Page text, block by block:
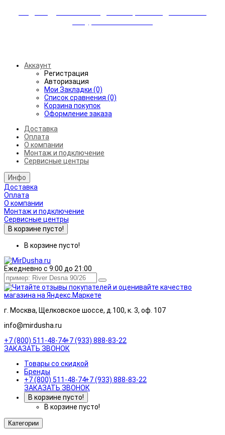
Аккаунт
Регистрация
Авторизация
Мои Закладки (0)
Список сравнения (0)
Корзина покупок
Оформление заказа
Доставка
Оплата
О компании
Монтаж и подключение
Сервисные центры
Инфо
Доставка
Оплата
О компании
Монтаж и подключение
Сервисные центры
В корзине пусто!
В корзине пусто!
Ежедневно с 9:00 до 21:00
г. Москва, Щелковское шоссе, д.100, к. 3, оф. 107
info@mirdusha.ru
+7 (800) 511-48-74+7 (933) 888-83-22
ЗАКАЗАТЬ ЗВОНОК
Товары со скидкой
Бренды
+7 (800) 511-48-74+7 (933) 888-83-22
ЗАКАЗАТЬ ЗВОНОК
В корзине пусто!
В корзине пусто!
Категории